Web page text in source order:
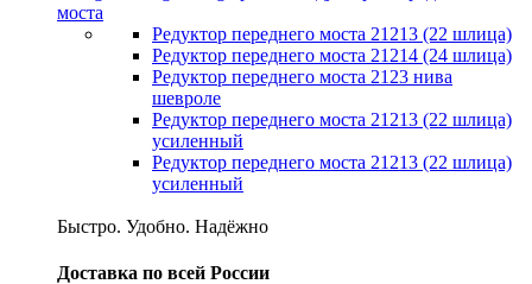
моста
Редуктор переднего моста 21213 (22 шлица)
Редуктор переднего моста 21214 (24 шлица)
Редуктор переднего моста 2123 нива
шевроле
Редуктор переднего моста 21213 (22 шлица)
усиленный
Редуктор переднего моста 21213 (22 шлица)
усиленный
Быстро. Удобно. Надёжно
Доставка по всей России